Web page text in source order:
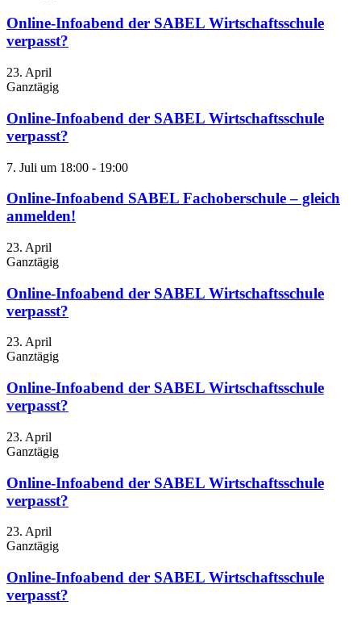
Online-Infoabend der SABEL Wirtschaftsschule
verpasst?
23. April
Ganztägig
Online-Infoabend der SABEL Wirtschaftsschule
verpasst?
7. Juli um 18:00 - 19:00
Online-Infoabend SABEL Fachoberschule – gleich
anmelden!
23. April
Ganztägig
Online-Infoabend der SABEL Wirtschaftsschule
verpasst?
23. April
Ganztägig
Online-Infoabend der SABEL Wirtschaftsschule
verpasst?
23. April
Ganztägig
Online-Infoabend der SABEL Wirtschaftsschule
verpasst?
23. April
Ganztägig
Online-Infoabend der SABEL Wirtschaftsschule
verpasst?